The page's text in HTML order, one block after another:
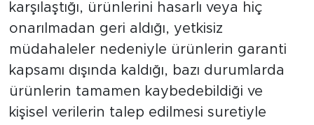
karşılaştığı, ürünlerini hasarlı veya hiç
onarılmadan geri aldığı, yetkisiz
müdahaleler nedeniyle ürünlerin garanti
kapsamı dışında kaldığı, bazı durumlarda
ürünlerin tamamen kaybedebildiği ve
kişisel verilerin talep edilmesi suretiyle